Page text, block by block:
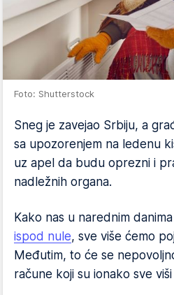
Foto: Shutterstock
Sneg je zavejao Srbiju, a
sa upozorenjem na ledenu
uz apel da budu oprezni i
nadležnih organa.
Kako nas u narednim
ispod nule, sve više ćemo
Međutim, to će se
račune koji su ionako sve viši